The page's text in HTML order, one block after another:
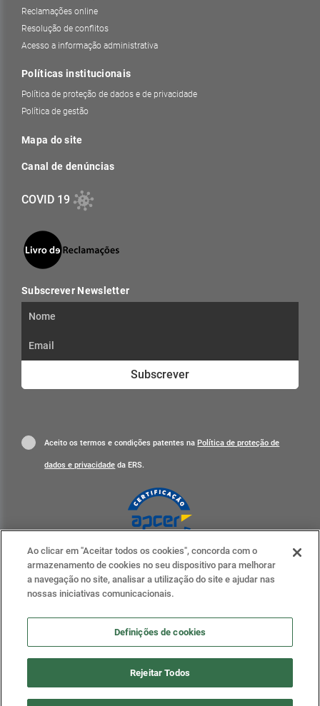
Reclamações online
Resolução de conflitos
Acesso a informação administrativa
Políticas institucionais
Política de proteção de dados e de privacidade
Política de gestão
Mapa do site
Canal de denúncias
COVID 19
Subscrever Newsletter
Subscrever
Aceito os termos e condições patentes naPolítica de proteção de
dados e privacidade da ERS.
ERS nas redes sociais
Ao clicar em "Aceitar todos os cookies", concorda com o
armazenamento de cookies no seu dispositivo para melhorar
a navegação no site, analisar a utilização do site e ajudar nas
nossas iniciativas comunicacionais.
Definições de cookies
Rejeitar Todos